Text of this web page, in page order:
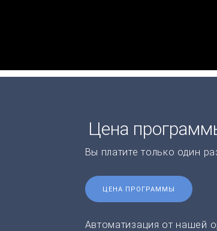
Цена
Вы платите только один
ЦЕНА ПРОГРАММЫ
Автоматизация от нашей